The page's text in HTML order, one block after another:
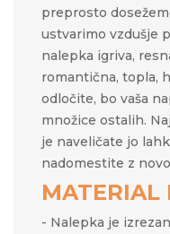
preprosto
ustvarimo vzdušje
nalepka igriva,
romantična, topla,
odločite, bo vaša
množice ostalih.
je naveličate jo
nadomestite z
MATERIAL
- Nalepka je